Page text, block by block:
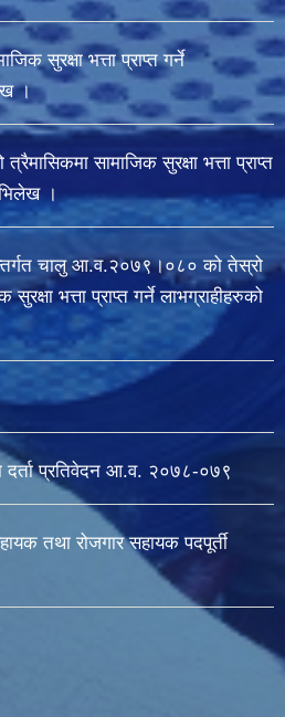
सुरक्षा भत्ता प्राप्त गर्ने
।
सामाजिक सुरक्षा भत्ता प्राप्त
।
चालु आ‍.व.२०७९।०८० को तेस्रो
भत्ता प्राप्त गर्ने लाभग्राहीहरुको
दर्ता प्रतिवेदन आ.व. २०७८-०७९
तथा रोजगार सहायक पदपूर्ती